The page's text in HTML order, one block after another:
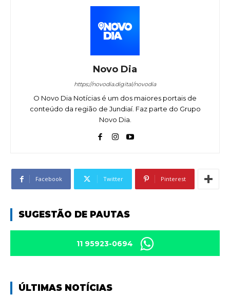
Novo Dia
https://novodia.digital/novodia
O Novo Dia Notícias é um dos maiores portais de
conteúdo da região de Jundiaí. Faz parte do Grupo
Novo Dia.
Facebook Twitter Pinterest
SUGESTÃO DE PAUTAS
11 95923-0694
ÚLTIMAS NOTÍCIAS